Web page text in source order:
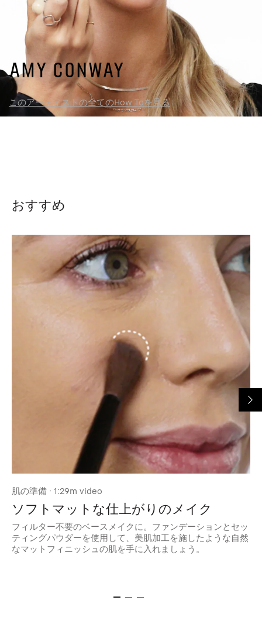
Amy Conway
このアーティストの全てのHow Toを見る
おすすめ
肌の準備 · 1:29m video
ソフトマットな仕上がりのメイク
フィルター不要のベースメイクに。ファンデーションとセッ
ティングパウダーを使用して、美肌加工を施したような自然
なマットフィニッシュの肌を手に入れましょう。